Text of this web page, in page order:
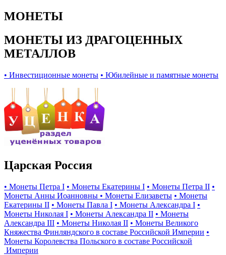
МОНЕТЫ
МОНЕТЫ ИЗ ДРАГОЦЕННЫХ
МЕТАЛЛОВ
• Инвестиционные монеты • Юбилейные и памятные монеты
Царская Россия
• Монеты Петра I • Монеты Екатерины I • Монеты Петра II •
Монеты Анны Иоанновны • Монеты Елизаветы • Монеты
Екатерины II • Монеты Павла I • Монеты Александра I •
Монеты Николая I • Монеты Александра II • Монеты
Александра III • Монеты Николая II • Монеты Великого
Княжества Финляндского в составе Российской Империи •
Монеты Королевства Польского в составе Российской
Империи